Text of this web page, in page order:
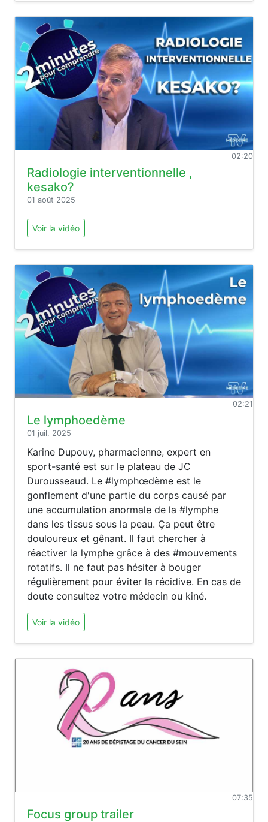
02:20
Radiologie interventionnelle ,
kesako?
01 août 2025
Voir la vidéo
02:21
Le lymphoedème
01 juil. 2025
Karine Dupouy, pharmacienne, expert en
sport-santé est sur le plateau de JC
Durousseaud. Le #lymphœdème est le
gonflement d'une partie du corps causé par
une accumulation anormale de la #lymphe
dans les tissus sous la peau. Ça peut être
douloureux et gênant. Il faut chercher à
réactiver la lymphe grâce à des #mouvements
rotatifs. Il ne faut pas hésiter à bouger
régulièrement pour éviter la récidive. En cas de
doute consultez votre médecin ou kiné.
Voir la vidéo
07:35
Focus group trailer